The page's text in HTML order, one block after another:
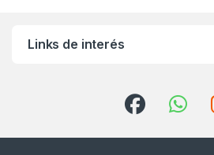
Links de interés